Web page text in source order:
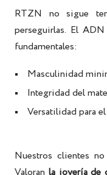
RTZN no sigue
perseguirlas. El
fundamentales:
Masculinidad
Integridad del
Versatilidad para
Nuestros clientes